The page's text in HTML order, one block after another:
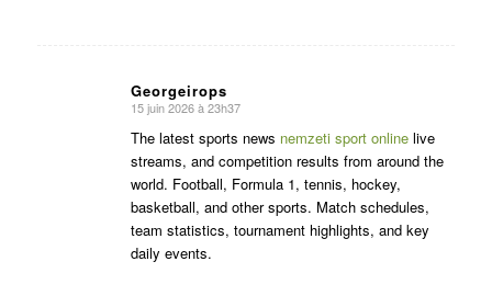
Georgeirops
dit
15 juin 2026 à 23h37
The latest sports news nemzeti sport onlinelive
streams, and competition results from around the
world. Football, Formula 1, tennis, hockey,
basketball, and other sports. Match schedules,
team statistics, tournament highlights, and key
daily events.